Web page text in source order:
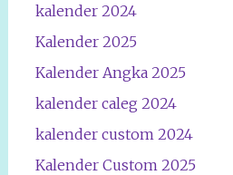
kalender 2024
Kalender 2025
Kalender Angka 2025
kalender caleg 2024
kalender custom 2024
Kalender Custom 2025